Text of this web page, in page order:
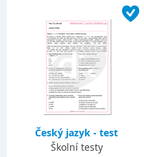
Český jazyk - test
Školní testy